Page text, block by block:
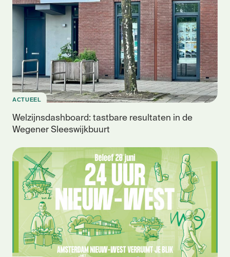
ACTUEEL
Welzijnsdashboard: tastbare resultaten in de
Wegener Sleeswijkbuurt